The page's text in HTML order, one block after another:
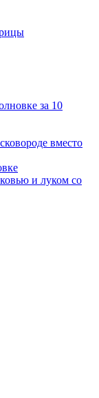
за 10
вместо
и луком со